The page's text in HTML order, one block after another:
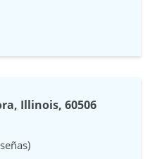
Illinois, 60506